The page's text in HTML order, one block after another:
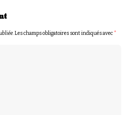
Les champs obligatoires sont indiqués avec*